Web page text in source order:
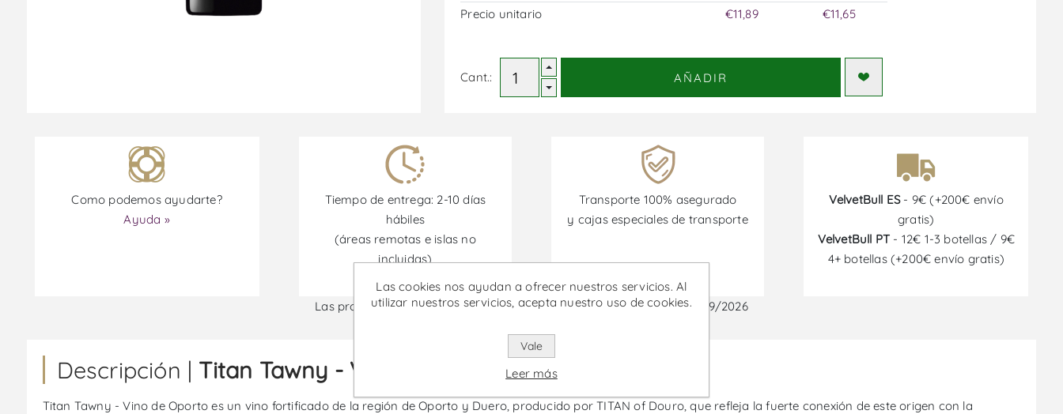
Precio unitario
€11,89 €11,65
Cant.: AÑADIR
Como podemos ayudarte?
Ayuda »
Tiempo de entrega: 2-10 días
hábiles
(áreas remotas e islas no
incluidas)
Transporte 100% asegurado
y cajas especiales de transporte
VelvetBull ES- 9€ (+200€ envío
gratis)
VelvetBull PT - 12€ 1-3 botellas / 9€
4+ botellas (+200€ envío gratis)
Las promociones están disponibles desde el 30/06/2026 hasta el 30/09/2026
Descripción | Titan Tawny - Vino de Oporto
Titan Tawny - Vino de Oporto es un vino fortificado de la región de Oporto y Duero, producido por TITAN of Douro, que refleja la fuerte conexión de este origen con la
Las cookies nos ayudan a ofrecer nuestros servicios. Al
utilizar nuestros servicios, acepta nuestro uso de cookies.
Vale
Leer más